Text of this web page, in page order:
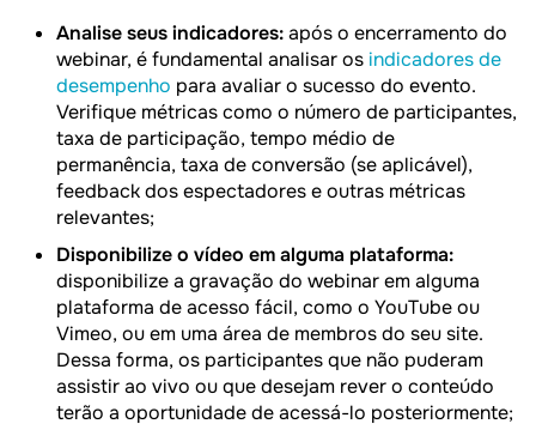
Analise seus indicadores:após o encerramento do
webinar, é fundamental analisar os indicadores de
desempenho para avaliar o sucesso do evento.
Verifique métricas como o número de participantes,
taxa de participação, tempo médio de
permanência, taxa de conversão (se aplicável),
feedback dos espectadores e outras métricas
relevantes;
Disponibilize o vídeo em alguma plataforma:
disponibilize a gravação do webinar em alguma
plataforma de acesso fácil, como o YouTube ou
Vimeo, ou em uma área de membros do seu site.
Dessa forma, os participantes que não puderam
assistir ao vivo ou que desejam rever o conteúdo
terão a oportunidade de acessá-lo posteriormente;